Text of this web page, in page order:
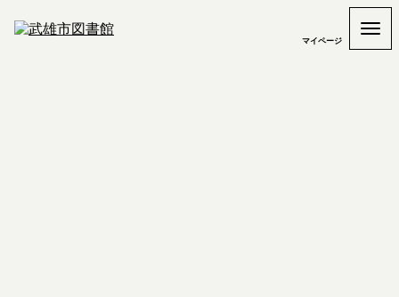
マイページ